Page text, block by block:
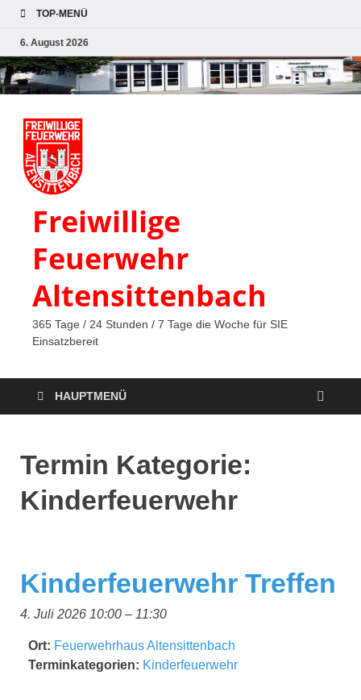
TOP-MENÜ
6. August 2026
Freiwillige
Feuerwehr
Altensittenbach
365 Tage / 24 Stunden / 7 Tage die Woche für SIE
Einsatzbereit
HAUPTMENÜ
Termin Kategorie:
Kinderfeuerwehr
Kinderfeuerwehr Treffen
4. Juli 2026 10:00 – 11:30
Ort: Feuerwehrhaus Altensittenbach
Terminkategorien: Kinderfeuerwehr